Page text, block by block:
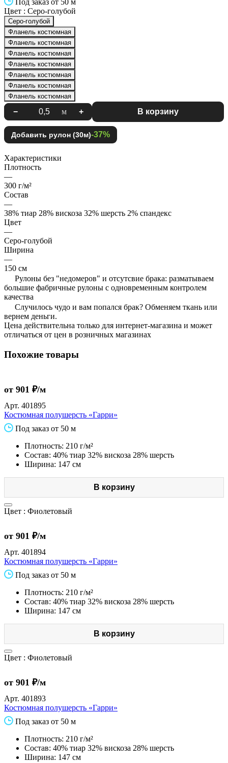
Цвет : Серо-голубой
Серо-голубой
Фланель костюмная
Фланель костюмная
Фланель костюмная
Фланель костюмная
Фланель костюмная
Фланель костюмная
Фланель костюмная
− м + В корзину
Добавить рулон (30м)-37%
Характеристики
Плотность
—
300 г/м²
Состав
—
38% тиар 28% вискоза 32% шерсть 2% спандекс
Цвет
—
Серо-голубой
Ширина
—
150 см
Рулоны без "недомеров" и отсутсвие брака: разматываем
большие фабричные рулоны с одновременным контролем
качества
Случилось чудо и вам попался брак? Обменяем ткань или
вернем деньги.
Цена действительна только для интернет-магазина и может
отличаться от цен в розничных магазинах
Похожие товары
от 901 ₽/м
Арт. 401895
Костюмная полушерсть «Гарри»
Под заказ от 50 м
Плотность: 210 г/м²
Состав: 40% тиар 32% вискоза 28% шерсть
Ширина: 147 см
В корзину
Цвет : Фиолетовый
от 901 ₽/м
Арт. 401894
Костюмная полушерсть «Гарри»
Под заказ от 50 м
Плотность: 210 г/м²
Состав: 40% тиар 32% вискоза 28% шерсть
Ширина: 147 см
В корзину
Цвет : Фиолетовый
от 901 ₽/м
Арт. 401893
Костюмная полушерсть «Гарри»
Под заказ от 50 м
Плотность: 210 г/м²
Состав: 40% тиар 32% вискоза 28% шерсть
Ширина: 147 см